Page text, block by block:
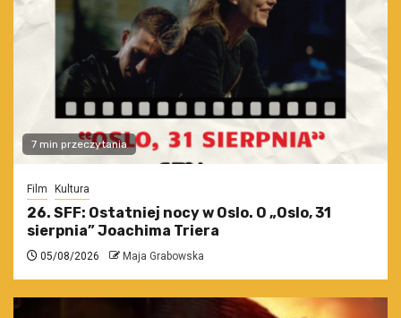
7 min przeczytania
Film Kultura
26. SFF: Ostatniej nocy w Oslo. O „Oslo, 31
sierpnia” Joachima Triera
05/08/2026 Maja Grabowska